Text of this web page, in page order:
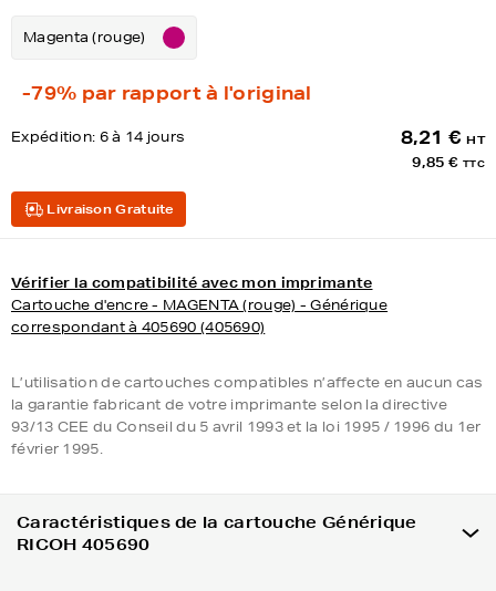
Magenta (rouge)
-79% par rapport à l'original
Expédition: 6 à 14 jours 8,21 € HT
9,85 € TTC
Livraison Gratuite
Vérifier la compatibilité avec mon imprimante
Cartouche d'encre - MAGENTA (rouge) - Générique
correspondant à 405690 (405690)
L’utilisation de cartouches compatibles n’affecte en aucun cas
la garantie fabricant de votre imprimante selon la directive
93/13 CEE du Conseil du 5 avril 1993 et la loi 1995 / 1996 du 1er
février 1995.
Caractéristiques de la cartouche Générique
RICOH 405690